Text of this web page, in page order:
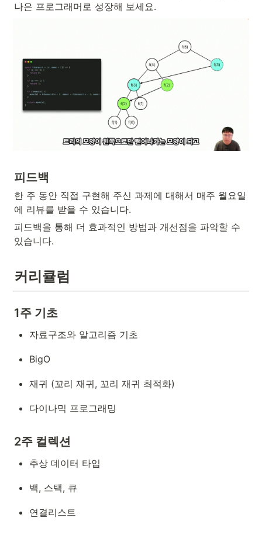
나은 프로그래머로 성장해 보세요.
피드백
한 주 동안 직접 구현해 주신 과제에 대해서 매주 월요일
에 리뷰를 받을 수 있습니다.
피드백을 통해 더 효과적인 방법과 개선점을 파악할 수
있습니다.
커리큘럼
1주 기초
자료구조와 알고리즘 기초
BigO
재귀 (꼬리 재귀, 꼬리 재귀 최적화)
다이나믹 프로그래밍
2주 컬렉션
추상 데이터 타입
백, 스택, 큐
연결리스트